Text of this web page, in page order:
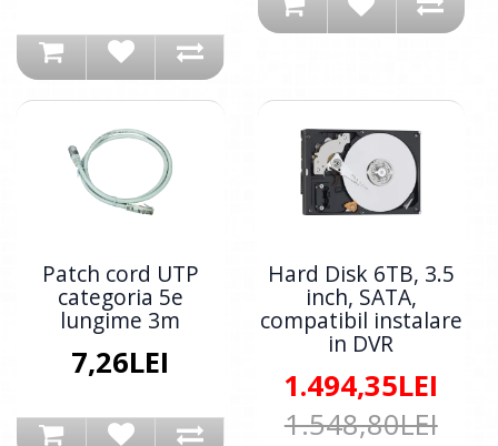
Patch cord UTP
categoria 5e
lungime 3m
7,26LEI
Hard Disk 6TB, 3.5
inch, SATA,
compatibil instalare
in DVR
1.494,35LEI
1.548,80LEI